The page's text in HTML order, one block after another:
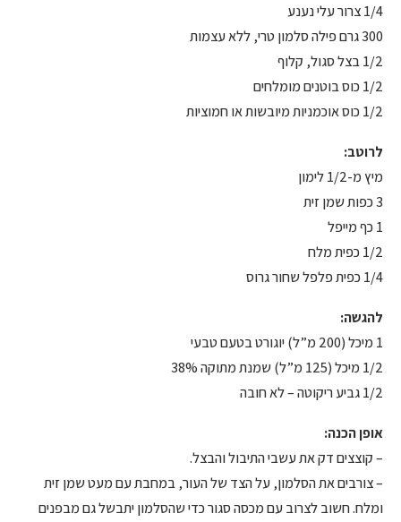
1/4 צרור עלי נענע
300 גרם פילה סלמון טרי, ללא עצמות
1/2 בצל סגול, קלוף
1/2 כוס בוטנים מומלחים
1/2 כוס אוכמניות מיובשות או חמוציות
לרוטב:
מיץ מ-1/2 לימון
3 כפות שמן זית
1 כף מייפל
1/2 כפית מלח
1/4 כפית פלפל שחור גרוס
להגשה:
1 מיכל (200 מ”ל) יוגורט בטעם טבעי
1/2 מיכל (125 מ”ל) שמנת מתוקה 38%
1/2 גביע ריקוטה – לא חובה
אופן הכנה:
– קוצצים דק את עשבי התיבול והבצל.
– צורבים את הסלמון, על הצד של העור, במחבת עם מעט שמן זית
ומלח. חשוב לצרוב עם מכסה סגור כדי שהסלמון יתבשל גם מבפנים